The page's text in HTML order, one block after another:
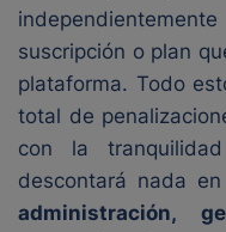
suscripción o plan
plataforma. Todo
total de
con la
descontará nada
administración,